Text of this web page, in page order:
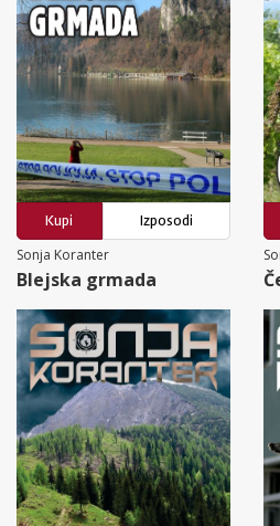
Kupi
Izposodi
Sonja Koranter
Blejska grmada